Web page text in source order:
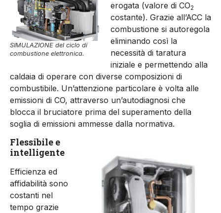
SIMULAZIONE del ciclo di
combustione elettronica.
erogata (valore di CO2
costante). Grazie all’ACC la
combustione si autoregola
eliminando così la
necessità di taratura
iniziale e permettendo alla
caldaia di operare con diverse composizioni di
combustibile. Un’attenzione particolare è volta alle
emissioni di CO, attraverso un’autodiagnosi che
blocca il bruciatore prima del superamento della
soglia di emissioni ammesse dalla normativa.
Flessibile e
intelligente
Efficienza ed
affidabilità sono
costanti nel
tempo grazie